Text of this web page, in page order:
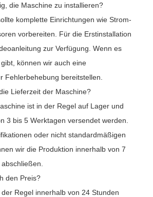
die Maschine zu installieren?
komplette Einrichtungen wie Strom-
vorbereiten. Für die Erstinstallation
zur Verfügung. Wenn es
können wir auch eine
Fehlerbehebung bereitstellen.
Lieferzeit der Maschine?
ist in der Regel auf Lager und
3 bis 5 Werktagen versendet werden.
oder nicht standardmäßigen
wir die Produktion innerhalb von 7
den Preis?
Regel innerhalb von 24 Stunden